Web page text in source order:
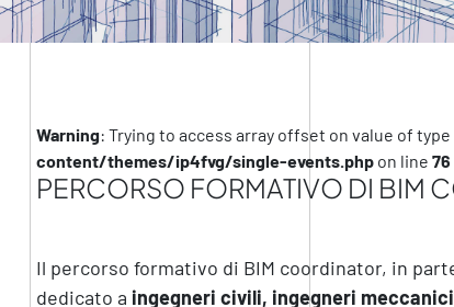
Warning: Trying to access array offset on value of type
content/themes/ip4fvg/single-events.phpon line 76
PERCORSO FORMATIVO DI BIM
Il percorso formativo di BIM coordinator, in
dedicato a ingegneri civili, ingegneri